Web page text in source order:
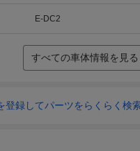
E-DC2
すべての車体情報を見る
登録してパーツをらくらく検索